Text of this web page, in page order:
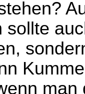
sollte